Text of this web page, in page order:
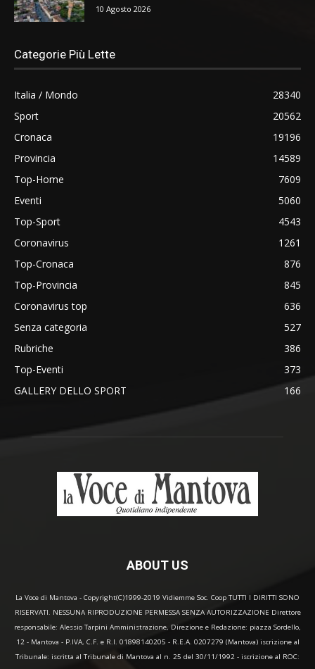
10 Agosto 2026
Categorie Più Lette
Italia / Mondo
28340
Sport
20562
Cronaca
19196
Provincia
14589
Top-Home
7609
Eventi
5060
Top-Sport
4543
Coronavirus
1261
Top-Cronaca
876
Top-Provincia
845
Coronavirus top
636
Senza categoria
527
Rubriche
386
Top-Eventi
373
GALLERY DELLO SPORT
166
ABOUT US
La Voce di Mantova - Copyright(C)1999-2019 Vidiemme Soc. Coop TUTTI I DIRITTI SONO
RISERVATI. NESSUNA RIPRODUZIONE PERMESSA SENZA AUTORIZZAZIONE Direttore
responsabile: Alessio Tarpini Amministrazione, Direzione e Redazione: piazza Sordello,
12 - Mantova - P.IVA, C.F. e R.I. 01898140205 - R.E.A. 0207279 (Mantova) iscrizione al
Tribunale: iscritta al Tribunale di Mantova al n. 25 del 30/11/1992 - iscrizione al ROC: